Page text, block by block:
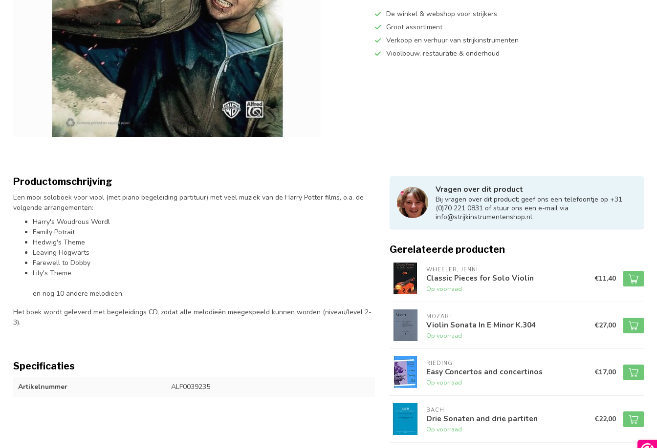
De winkel & webshop voor strijkers
Groot assortiment
Verkoop en verhuur van strijkinstrumenten
Vioolbouw, restauratie & onderhoud
Productomschrijving
Een mooi soloboek voor viool (met piano begeleiding partituur) met veel muziek van de Harry Potter films, o.a. de
volgende arrangementen:
Harry's Woudrous Wordl
Family Potrait
Hedwig's Theme
Leaving Hogwarts
Farewell to Dobby
Lily's Theme
en nog 10 andere melodieën.
Het boek wordt geleverd met begeleidings CD, zodat alle melodieën meegespeeld kunnen worden (niveau/level 2-
3).
Specificaties
Artikelnummer ALF0039235
Vragen over dit product
Bij vragen over dit product; geef ons een telefoontje op +31
(0)70 221 0831 of stuur ons een e-mail via
info@strijkinstrumentenshop.nl.
Gerelateerde producten
WHEELER, JENNI
Classic Pieces for Solo Violin
Op voorraad
€11,40
MOZART
Violin Sonata In E Minor K.304
Op voorraad
€27,00
RIEDING
Easy Concertos and concertinos
Op voorraad
€17,00
BACH
Drie Sonaten and drie partiten
Op voorraad
€22,00